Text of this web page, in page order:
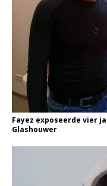
Fayez exposeerde vier
Glashouwer